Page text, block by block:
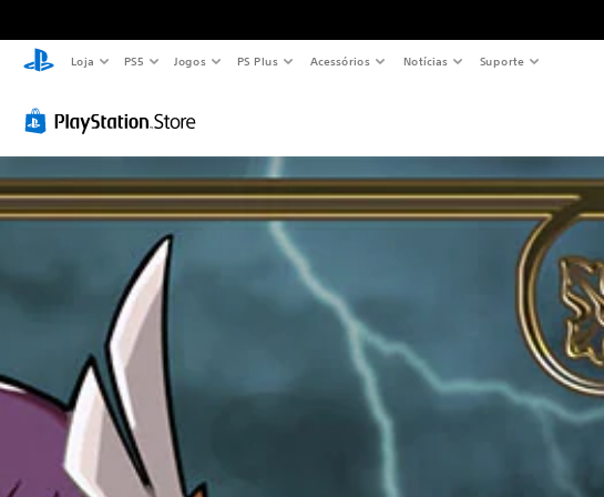
Loja PS5 Jogos PS Plus Acessórios Notícias Suporte